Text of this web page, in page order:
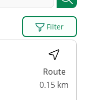
Filter
Route
0.15 km